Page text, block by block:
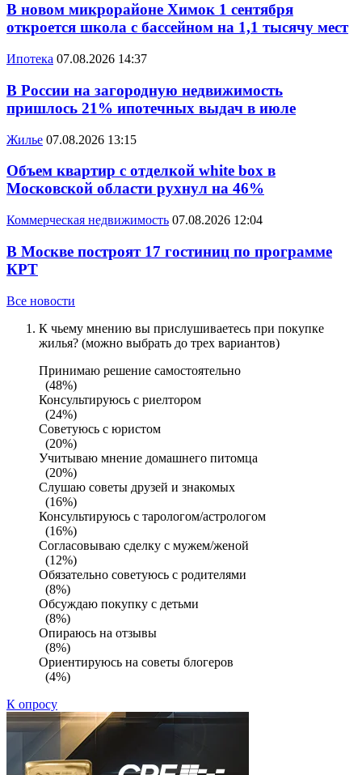
В новом микрорайоне Химок 1 сентября
откроется школа с бассейном на 1,1 тысячу мест
Ипотека 07.08.2026 14:37
В России на загородную недвижимость
пришлось 21% ипотечных выдач в июле
Жилье 07.08.2026 13:15
Объем квартир с отделкой white box в
Московской области рухнул на 46%
Коммерческая недвижимость 07.08.2026 12:04
В Москве построят 17 гостиниц по программе
КРТ
Все новости
К чьему мнению вы прислушиваетесь при покупке
жилья? (можно выбрать до трех вариантов)
Принимаю решение самостоятельно
(48%)
Консультируюсь с риелтором
(24%)
Советуюсь с юристом
(20%)
Учитываю мнение домашнего питомца
(20%)
Слушаю советы друзей и знакомых
(16%)
Консультируюсь с тарологом/астрологом
(16%)
Согласовываю сделку с мужем/женой
(12%)
Обязательно советуюсь с родителями
(8%)
Обсуждаю покупку с детьми
(8%)
Опираюсь на отзывы
(8%)
Ориентируюсь на советы блогеров
(4%)
К опросу